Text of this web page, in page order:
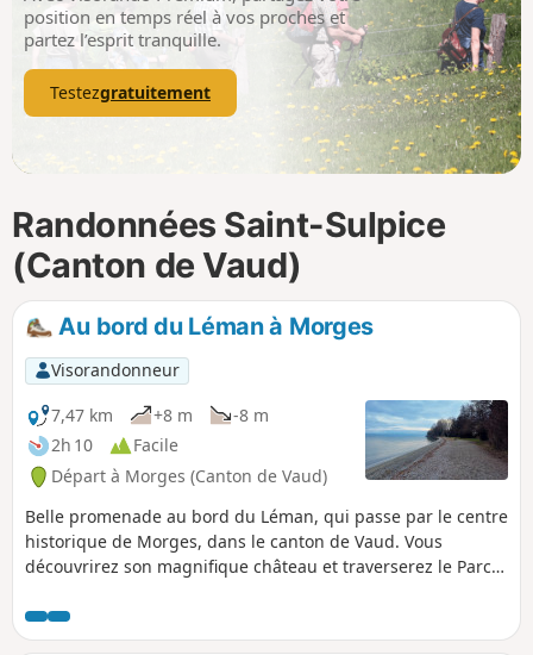
p
position en temps réel à vos proches et
partez l’esprit tranquille.
Testezgratuitement
Randonnées Saint-Sulpice
(Canton de Vaud)
Au bord du Léman à Morges
Visorandonneur
7,47 km
+8 m
-8 m
2h 10
Facile
Départ à Morges (Canton de Vaud)
Belle promenade au bord du Léman, qui passe par le centre
historique de Morges, dans le canton de Vaud. Vous
découvrirez son magnifique château et traverserez le Parc
printemps. Par beau temps vous pourrez aussi admirer les
sommets des alpes françaises.